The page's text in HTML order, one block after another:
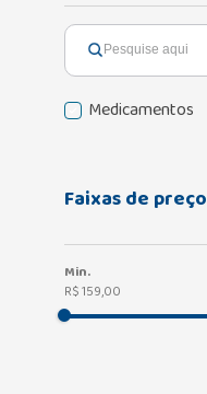
Medicamentos
Faixas de preço
R$ 159,00